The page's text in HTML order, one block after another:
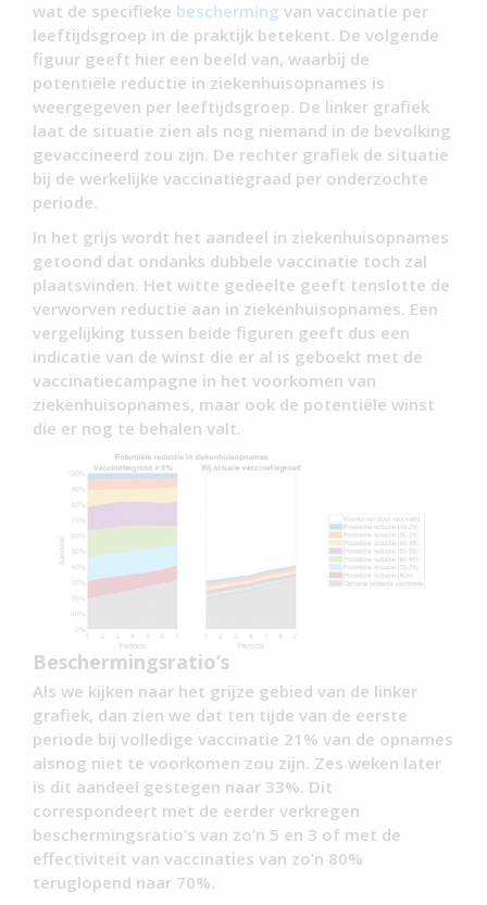
wat de specifieke bescherming van vaccinatie per
leeftijdsgroep in de praktijk betekent. De volgende
figuur geeft hier een beeld van, waarbij de
potentiële reductie in ziekenhuisopnames is
weergegeven per leeftijdsgroep. De linker grafiek
laat de situatie zien als nog niemand in de bevolking
gevaccineerd zou zijn. De rechter grafiek de situatie
bij de werkelijke vaccinatiegraad per onderzochte
periode.
In het grijs wordt het aandeel in ziekenhuisopnames
getoond dat ondanks dubbele vaccinatie toch zal
plaatsvinden. Het witte gedeelte geeft tenslotte de
verworven reductie aan in ziekenhuisopnames. Een
vergelijking tussen beide figuren geeft dus een
indicatie van de winst die er al is geboekt met de
vaccinatiecampagne in het voorkomen van
ziekenhuisopnames, maar ook de potentiële winst
die er nog te behalen valt.
Beschermingsratio’s
Als we kijken naar het grijze gebied van de linker
grafiek, dan zien we dat ten tijde van de eerste
periode bij volledige vaccinatie 21% van de opnames
alsnog niet te voorkomen zou zijn. Zes weken later
is dit aandeel gestegen naar 33%. Dit
correspondeert met de eerder verkregen
beschermingsratio’s van zo’n 5 en 3 of met de
effectiviteit van vaccinaties van zo’n 80%
teruglopend naar 70%.